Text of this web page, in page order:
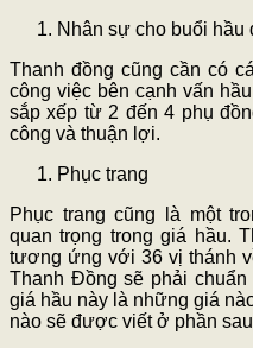
Nhân sự cho buổi hầu
Thanh đồng cũng cần có
công việc bên cạnh vấn
sắp xếp từ 2 đến 4 phụ
công và thuận lợi.
Phục trang
Phục trang cũng là một
quan trọng trong giá hầu.
tương ứng với 36 vị thánh
Thanh Đồng sẽ phải
giá hầu này là những giá
nào sẽ được viết ở phần